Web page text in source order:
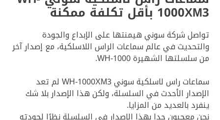
1000XM3 بأقل تكلفة ممكنة
تواصل شركة سوني هيمنتها على الإبداع والجودة
والتحديث في عالم سماعات الراس اللاسلكية، مع إصدار آخر
من سلسلتها الشهيرة WH-1000.
سماعات راس لاسلكية سوني WH-1000XM3 لم تعد
الإصدار الأحدث في السلسلة، ولكن هذا الإصدار بلا شك
ينفرد بالعديد من المزايا.
نحن معجبون جدا بهذا الإصدار في السلسلة نظرًا لجودته